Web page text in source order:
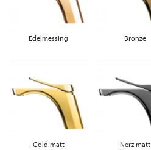
Edelmessing Bronze
Gold matt Nerz matt